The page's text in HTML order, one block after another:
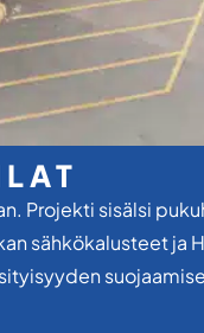
Projekti sisälsi
sähkökalusteet ja